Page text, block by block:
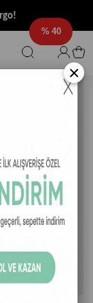
40
×